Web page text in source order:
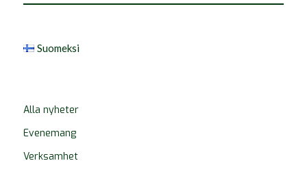
Suomeksi
Alla nyheter
Evenemang
Verksamhet